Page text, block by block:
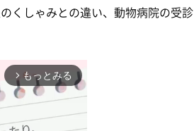
くしゃみとの違い、動物病院の受診
arrow_forward_ios もっとみる